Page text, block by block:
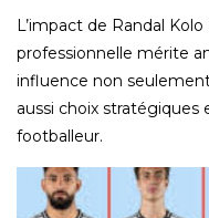
L’impact de Randal
professionnelle mérite
influence non
aussi choix
footballeur.